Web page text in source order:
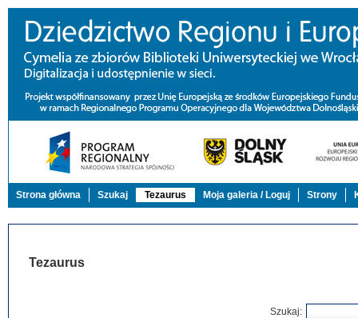
Strona główna Szukaj Tezaurus Moja galeria / Loguj Strony
Tezaurus
Szukaj: